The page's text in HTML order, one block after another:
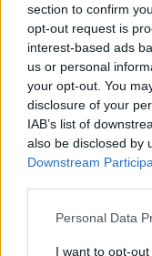
section to confirm
opt-out request is
interest-based ads
us or personal
your opt-out. You
disclosure of your
IAB’s list of
also be disclosed by
Downstream
Personal Data
I want to opt-
diversi fattori:
settore, dal
brand e dalla
Considerando
consigliare la
il target di
conquistare il
media creativi e
non deve essere
precisare - è
termine. I brand